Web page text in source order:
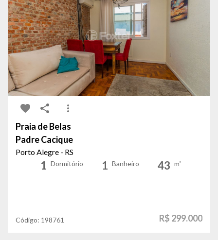
Praia de Belas
Padre Cacique
Porto Alegre - RS
1 Dormitório 1 Banheiro 43 m²
Código: 198761 R$ 299.000